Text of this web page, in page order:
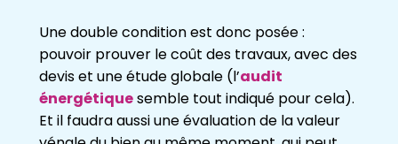
Une double condition est donc posée :
pouvoir prouver le coût des travaux, avec des
devis et une étude globale (l’audit
énergétiquesemble tout indiqué pour cela).
Et il faudra aussi une évaluation de la valeur